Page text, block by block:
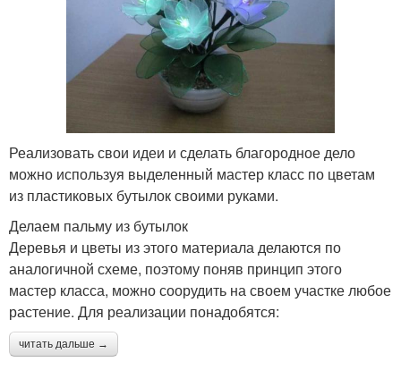
Реализовать свои идеи и сделать благородное дело
можно используя выделенный мастер класс по цветам
из пластиковых бутылок своими руками.
Делаем пальму из бутылок
Деревья и цветы из этого материала делаются по
аналогичной схеме, поэтому поняв принцип этого
мастер класса, можно соорудить на своем участке любое
растение. Для реализации понадобятся:
читать дальше →